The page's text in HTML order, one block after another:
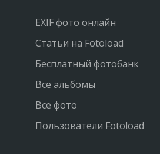
EXIF фото онлайн
Статьи на Fotoload
Бесплатный фотобанк
Все альбомы
Все фото
Пользователи Fotoload